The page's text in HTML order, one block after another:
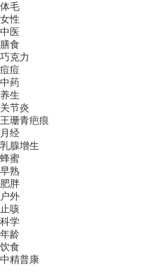
体毛
女性
中医
膳食
巧克力
痘痘
中药
养生
关节炎
王珊青疤痕
月经
乳腺增生
蜂蜜
早熟
肥胖
户外
止咳
科学
年龄
饮食
中精普康